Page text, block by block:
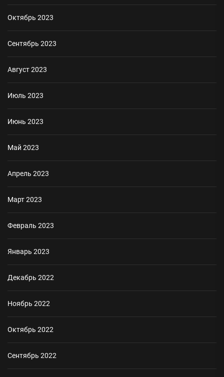
Октябрь 2023
Сентябрь 2023
Август 2023
Июль 2023
Июнь 2023
Май 2023
Апрель 2023
Март 2023
Февраль 2023
Январь 2023
Декабрь 2022
Ноябрь 2022
Октябрь 2022
Сентябрь 2022